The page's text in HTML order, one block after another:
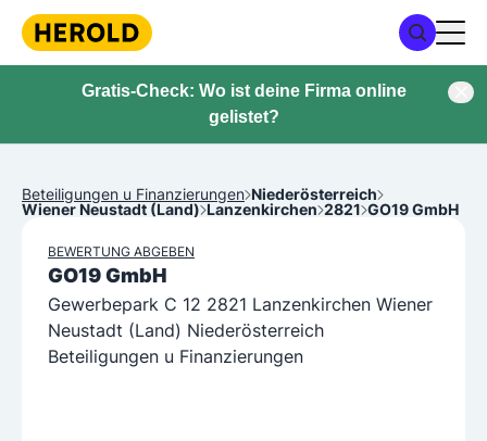
Gratis-Check: Wo ist deine Firma online
gelistet?
Beteiligungen u Finanzierungen Niederösterreich
Wiener Neustadt (Land) Lanzenkirchen 2821 GO19 GmbH
BEWERTUNG ABGEBEN
GO19 GmbH
Gewerbepark C 12 2821 Lanzenkirchen Wiener
Neustadt (Land) Niederösterreich
Beteiligungen u Finanzierungen